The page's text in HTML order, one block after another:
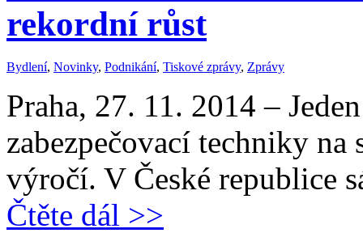
rekordní růst
Bydlení, Novinky, Podnikání, Tiskové zprávy, Zprávy
Praha, 27. 11. 2014 –
zabezpečovací techniky na
výročí. V České republice
Čtěte dál >>